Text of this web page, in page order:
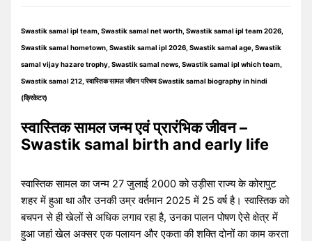
Swastik samal ipl team, Swastik samal net worth, Swastik samal ipl team 2026,
Swastik samal hometown, Swastik samal ipl 2026, Swastik samal age, Swastik
samal vijay hazare trophy, Swastik samal news, Swastik samal ipl which team,
Swastik samal 212, स्वास्तिक सामल जीवन परिचय Swastik samal biography in hindi
(क्रिकेटर)
स्वास्तिक सामल जन्म एवं प्रारंभिक जीवन –
Swastik samal birth and early life
स्वास्तिक सामल का जन्म 27 जुलाई 2000 को उड़ीसा राज्य के कोरापुट
शहर में हुआ था और उनकी उम्र वर्तमान 2025 में 25 वर्ष है। स्वास्तिक को
बचपन से ही खेलों से अधिक लगाव रहा है, उनका पालन पोषण ऐसे क्षेत्र में
हुआ जहां खेल अक्सर एक पलायन और एकता की शक्ति दोनों का काम करता